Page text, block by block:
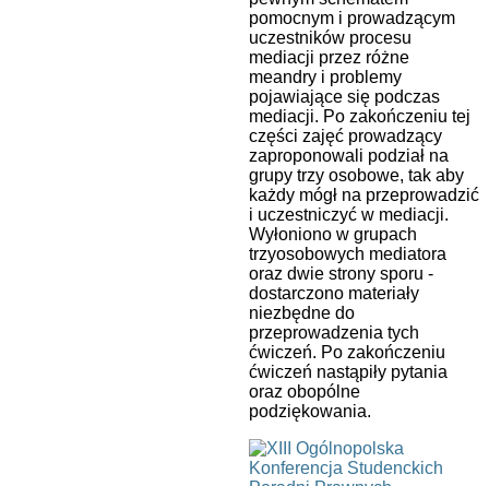
pomocnym i prowadzącym
uczestników procesu
mediacji przez różne
meandry i problemy
pojawiające się podczas
mediacji. Po zakończeniu tej
części zajęć prowadzący
zaproponowali podział na
grupy trzy osobowe, tak aby
każdy mógł na przeprowadzić
i uczestniczyć w mediacji.
Wyłoniono w grupach
trzyosobowych mediatora
oraz dwie strony sporu -
dostarczono materiały
niezbędne do
przeprowadzenia tych
ćwiczeń. Po zakończeniu
ćwiczeń nastąpiły pytania
oraz obopólne
podziękowania.